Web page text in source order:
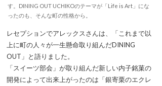
す。DINING OUT UCHIKOのテーマが「Life is Art」にな
ったのも、そんな町の性格から。
レセプションでアレックスさんは、「これまで以
上に町の人々が一生懸命取り組んだDINING
OUT」と語りました。
「スイーツ部会」が取り組んだ新しい内子銘菓の
開発によって出来上がったのは「銀寄栗のエクレ